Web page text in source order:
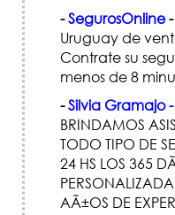
-SegurosOnline-
Uruguay de
Contrate su
menos de 8
-Silvia Gramajo
BRINDAMOS
TODO TIPO DE
24 HS LOS 365
AÃ±OS DE